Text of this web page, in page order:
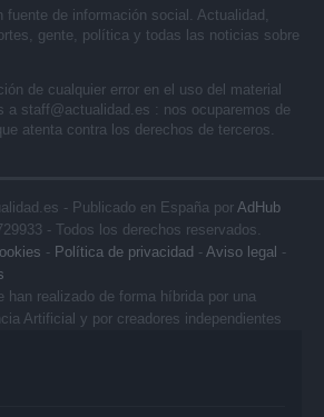
de información social. Actualidad,
gente, política y todas las noticias sobre
de cualquier error en el uso del material
a staff@actualidad.es : nos ocuparemos de
atenta contra los derechos de terceros.
- Publicado en España por AdHub
- Todos los derechos reservados.
- Política de privacidad - Aviso legal -
han realizado de forma híbrida por una
Artificial y por creadores independientes